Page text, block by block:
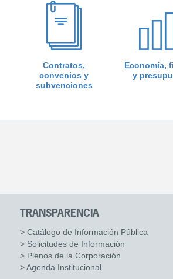
Contratos,
convenios y
subvenciones
Economía,
y
TRANSPARENCIA
> Catálogo de Información Pública
> Solicitudes de Información
> Plenos de la Corporación
> Agenda Institucional